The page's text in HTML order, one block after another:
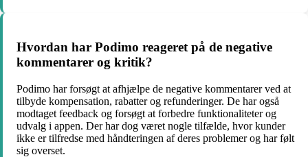
Hvordan har Podimo reageret på de negative
kommentarer og kritik?
Podimo har forsøgt at afhjælpe de negative kommentarer ved at
tilbyde kompensation, rabatter og refunderinger. De har også
modtaget feedback og forsøgt at forbedre funktionaliteter og
udvalg i appen. Der har dog været nogle tilfælde, hvor kunder
ikke er tilfredse med håndteringen af deres problemer og har følt
sig overset.